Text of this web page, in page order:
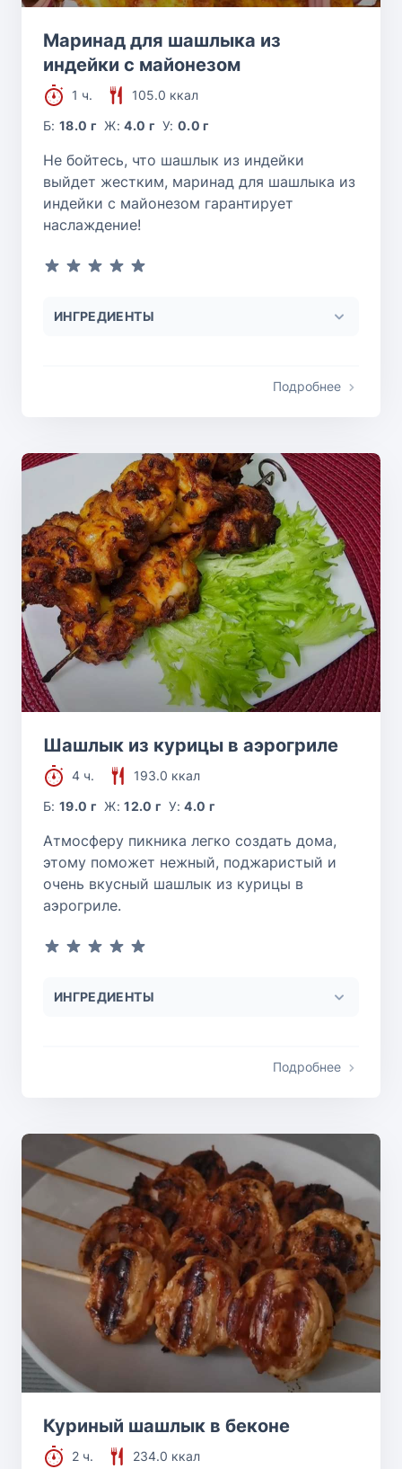
Маринад для шашлыка из
индейки с майонезом
1 ч.
105.0 ккал
Б:18.0 г Ж:4.0 г У:0.0 г
Не бойтесь, что шашлык из индейки
выйдет жестким, маринад для шашлыка из
индейки с майонезом гарантирует
наслаждение!
ИНГРЕДИЕНТЫ
Подробнее
Шашлык из курицы в аэрогриле
4 ч.
193.0 ккал
Б:19.0 г Ж:12.0 г У:4.0 г
Атмосферу пикника легко создать дома,
этому поможет нежный, поджаристый и
очень вкусный шашлык из курицы в
аэрогриле.
ИНГРЕДИЕНТЫ
Подробнее
Куриный шашлык в беконе
2 ч. 234.0 ккал